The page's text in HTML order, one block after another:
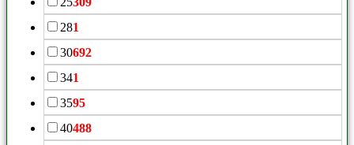
281
30692
341
3595
40488